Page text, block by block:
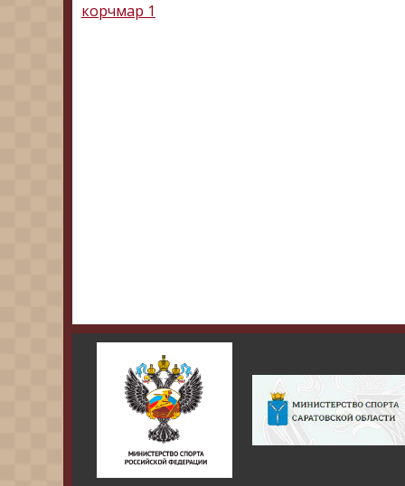
корчмар 1